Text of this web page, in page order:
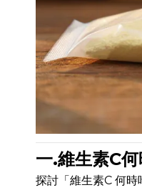
一.維生素C
探討「維生素C 何時